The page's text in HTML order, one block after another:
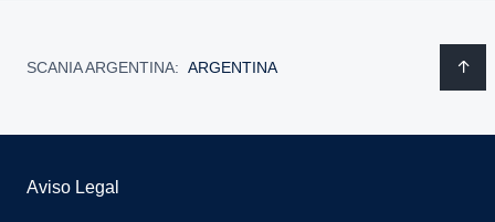
SCANIA ARGENTINA: ARGENTINA
Aviso Legal